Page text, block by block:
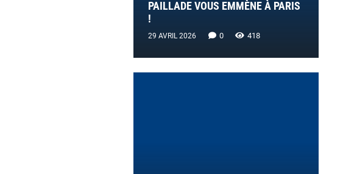
PAILLADE VOUS EMMÈNE À PARIS
!
29 AVRIL 2026 0 418